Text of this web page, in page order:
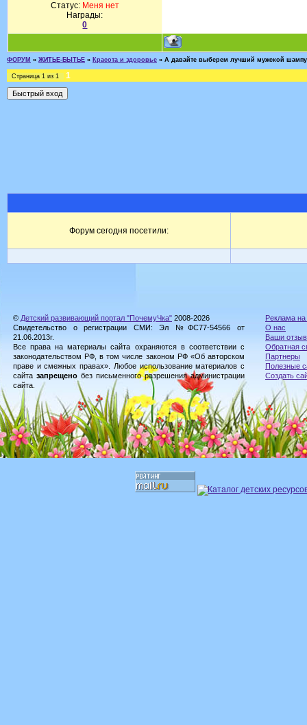
Статус: Меня нет
Награды:
0
ФОРУМ » ЖИТЬЕ-БЫТЬЕ » Красота и здоровье » А давайте выберем лучший мужской
Страница 1 из 1 1
Форум сегодня посетили:
© Детский развивающий портал "ПочемуЧка" 2008-2026
Свидетельство о регистрации СМИ: Эл №ФС77-54566 от
21.06.2013г.
Все права на материалы сайта охраняются в соответствии с
законодательством РФ, в том числе законом РФ «Об авторском
праве и смежных правах». Любое использование материалов с
сайта запрещено без письменного разрешения администрации
сайта.
Реклама на
О нас
Ваши
Обратная
Партнеры
Полезные
Создать